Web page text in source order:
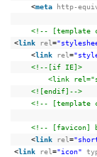
<meta http-
<!-- [template
<link rel=
<link rel=
<!--[if IE]>
<link
<![endif]-->
<!-- [template
<!-- [favicon]
<link rel=
<link rel="icon"